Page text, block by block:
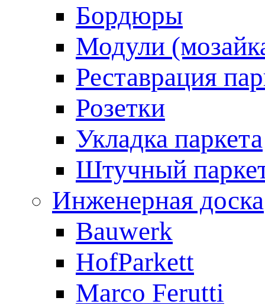
Бордюры
Модули
Реставрация
Розетки
Укладка паркета
Штучный
Инженерная доска
Bauwerk
HofParkett
Marco Ferutti